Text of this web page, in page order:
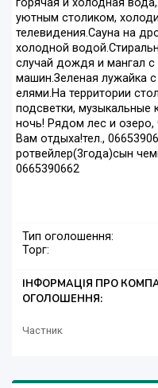
горячая и холодная
уютным столиком,
телевидения.Сауна на
холодной
случай дождя и мангал
машин.Зеленая лужайка
елями.На территории
подсветки,
ночь! Рядом лес и озеро,
Вам отдыха!тел.,
ротвейлер(3года)сын
0665390662
Тип оголошення:
Торг:
ІНФОРМАЦІЯ ПРО
ОГОЛОШЕННЯ:
Частник